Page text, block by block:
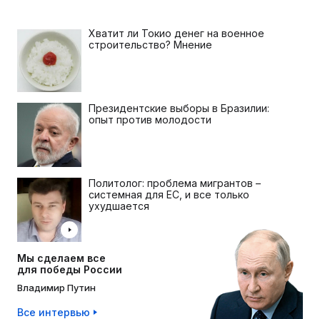
Хватит ли Токио денег на военное
строительство? Мнение
Президентские выборы в Бразилии:
опыт против молодости
Политолог: проблема мигрантов –
системная для ЕС, и все только
ухудшается
Мы сделаем все
для победы России
Владимир Путин
Все интервью